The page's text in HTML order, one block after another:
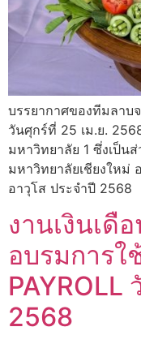
บรรยากาศของทีมลาบ
วันศุกร์ที่ 25 เม.ย.
มหาวิทยาลัย 1 ซึ่งเป็น
มหาวิทยาลัยเชียงใหม่
อาวุโส ประจำปี 2568
งานเงินเดื
อบรมการใ
PAYROLL
2568